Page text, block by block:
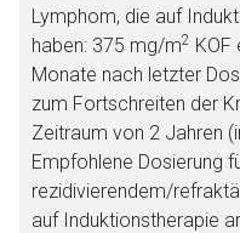
Lymphom, die auf
haben: 375 mg/m2 KOF
Monate nach letzter
zum Fortschreiten der
Zeitraum von 2 Jahren
Empfohlene Dosierung
rezidivierendem/
auf Induktionstherapie